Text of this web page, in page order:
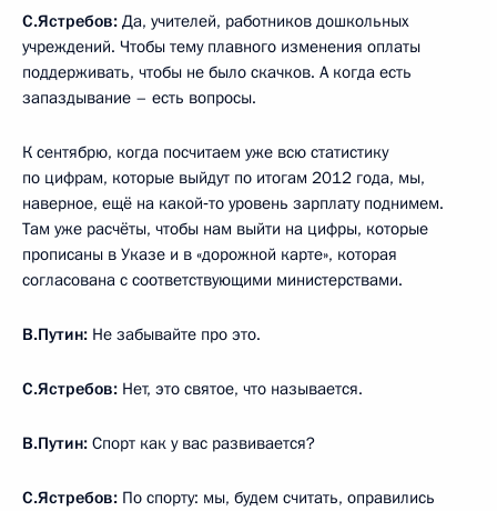
С.Ястребов: Да, учителей, работников дошкольных
учреждений. Чтобы тему плавного изменения оплаты
поддерживать, чтобы не было скачков. А когда есть
запаздывание – есть вопросы.
К сентябрю, когда посчитаем уже всю статистику
по цифрам, которые выйдут по итогам 2012 года, мы,
наверное, ещё на какой‑то уровень зарплату поднимем.
Там уже расчёты, чтобы нам выйти на цифры, которые
прописаны в Указе и в «дорожной карте», которая
согласована с соответствующими министерствами.
В.Путин: Не забывайте про это.
С.Ястребов: Нет, это святое, что называется.
В.Путин: Спорт как у вас развивается?
С.Ястребов: По спорту: мы, будем считать, оправились